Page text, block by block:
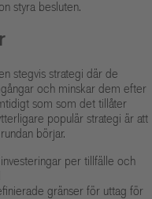
styra besluten.
stegvis strategi där de
och minskar dem efter
som som det tillåter
populär strategi är att
börjar.
per tillfälle och
gränser för uttag för